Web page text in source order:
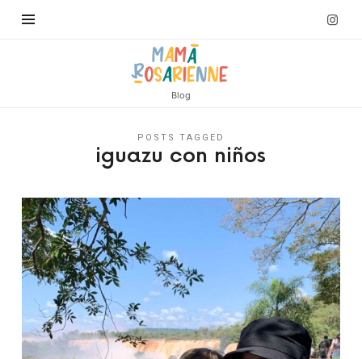
Blog
POSTS TAGGED
iguazu con niños